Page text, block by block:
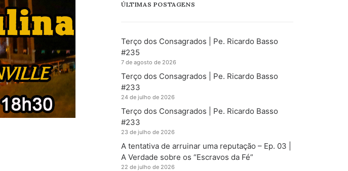
ÚLTIMAS POSTAGENS
Terço dos Consagrados | Pe. Ricardo Basso
#235
7 de agosto de 2026
Terço dos Consagrados | Pe. Ricardo Basso
#233
24 de julho de 2026
Terço dos Consagrados | Pe. Ricardo Basso
#233
23 de julho de 2026
A tentativa de arruinar uma reputação – Ep. 03 |
A Verdade sobre os “Escravos da Fé”
22 de julho de 2026